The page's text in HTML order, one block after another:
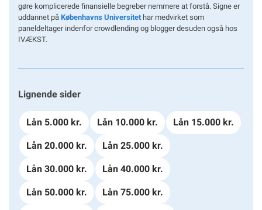
gøre komplicerede finansielle begreber nemmere at forstå. Signe er
uddannet på Københavns Universitet har medvirket som
paneldeltager indenfor crowdlending og blogger desuden også hos
IVÆKST.
Lignende sider
Lån 5.000 kr. Lån 10.000 kr. Lån 15.000 kr.
Lån 20.000 kr. Lån 25.000 kr.
Lån 30.000 kr. Lån 40.000 kr.
Lån 50.000 kr. Lån 75.000 kr.